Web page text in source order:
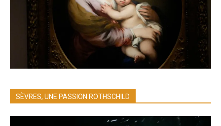
SÈVRES, UNE PASSION ROTHSCHILD